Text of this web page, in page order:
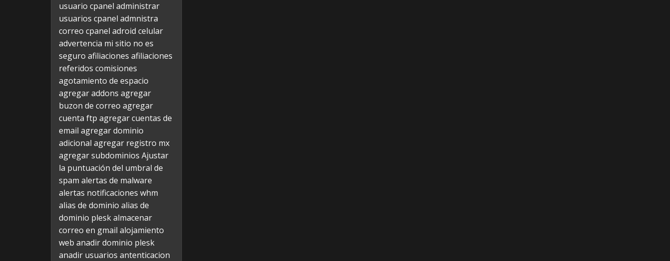
usuario cpanel administrar
usuarios cpanel admnistra
correo cpanel adroid celular
advertencia mi sitio no es
seguro afiliaciones afiliaciones
referidos comisiones
agotamiento de espacio
agregar addons agregar
buzon de correo agregar
cuenta ftp agregar cuentas de
email agregar dominio
adicional agregar registro mx
agregar subdominios Ajustar
la puntuación del umbral de
spam alertas de malware
alertas notificaciones whm
alias de dominio alias de
dominio pleskalmacenar
correo en gmail alojamiento
web anadir dominio plesk
anadir usuarios antenticacion